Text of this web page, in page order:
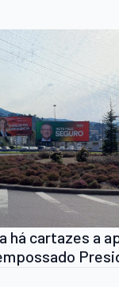
há cartazes a